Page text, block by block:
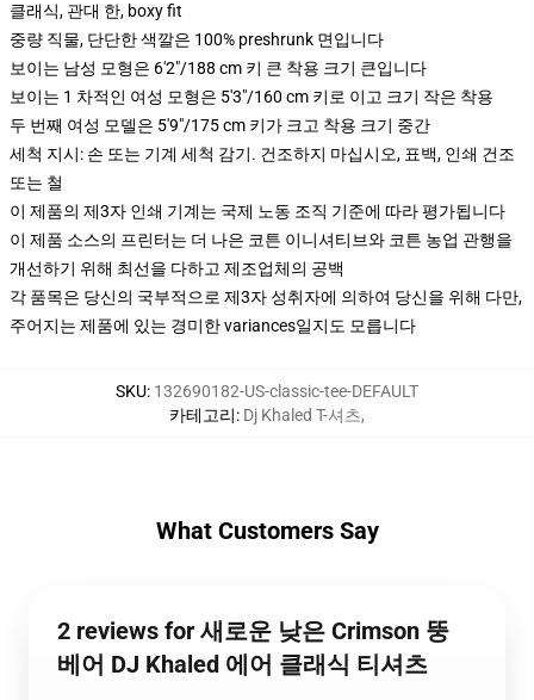
클래식, 관대 한, boxy fit
중량 직물, 단단한 색깔은 100% preshrunk 면입니다
보이는 남성 모형은 6'2"/188 cm 키 큰 착용 크기 큰입니다
보이는 1 차적인 여성 모형은 5'3"/160 cm 키로 이고 크기 작은 착용
두 번째 여성 모델은 5'9"/175 cm 키가 크고 착용 크기 중간
세척 지시: 손 또는 기계 세척 감기. 건조하지 마십시오, 표백, 인쇄 건조
또는 철
이 제품의 제3자 인쇄 기계는 국제 노동 조직 기준에 따라 평가됩니다
이 제품 소스의 프린터는 더 나은 코튼 이니셔티브와 코튼 농업 관행을
개선하기 위해 최선을 다하고 제조업체의 공백
각 품목은 당신의 국부적으로 제3자 성취자에 의하여 당신을 위해 다만,
주어지는 제품에 있는 경미한 variances일지도 모릅니다
SKU: 132690182-US-classic-tee-DEFAULT
카테고리: Dj Khaled T-셔츠,
What Customers Say
2 reviews for 새로운 낮은 Crimson 뚱
베어 DJ Khaled 에어 클래식 티셔츠